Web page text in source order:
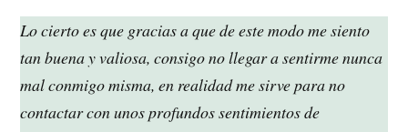
Lo cierto es que gracias a que de este modo me siento
tan buena y valiosa, consigo no llegar a sentirme nunca
mal conmigo misma, en realidad me sirve para no
contactar con unos profundos sentimientos de